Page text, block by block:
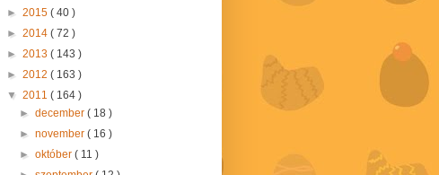
► 2015 ( 40 )
► 2014 ( 72 )
► 2013 ( 143 )
► 2012 ( 163 )
▼ 2011 ( 164 )
►december( 18 )
►november( 16 )
►október( 11 )